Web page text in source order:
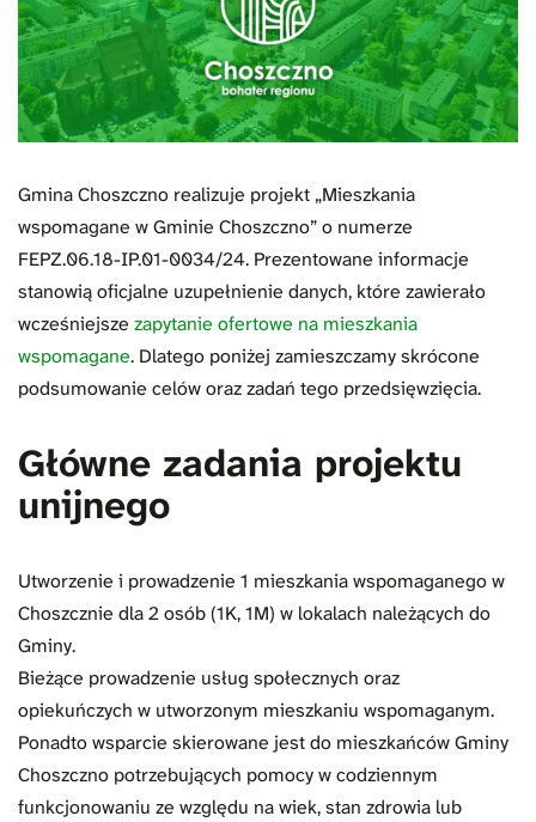
Gmina Choszczno realizuje projekt „Mieszkania
wspomagane w Gminie Choszczno” o numerze
FEPZ.06.18-IP.01-0034/24. Prezentowane informacje
stanowią oficjalne uzupełnienie danych, które zawierało
wcześniejsze zapytanie ofertowe na mieszkania
wspomagane. Dlatego poniżej zamieszczamy skrócone
podsumowanie celów oraz zadań tego przedsięwzięcia.
Główne zadania projektu
unijnego
Utworzenie i prowadzenie 1 mieszkania wspomaganego w
Choszcznie dla 2 osób (1K, 1M) w lokalach należących do
Gminy.
Bieżące prowadzenie usług społecznych oraz
opiekuńczych w utworzonym mieszkaniu wspomaganym.
Ponadto wsparcie skierowane jest do mieszkańców Gminy
Choszczno potrzebujących pomocy w codziennym
funkcjonowaniu ze względu na wiek, stan zdrowia lub